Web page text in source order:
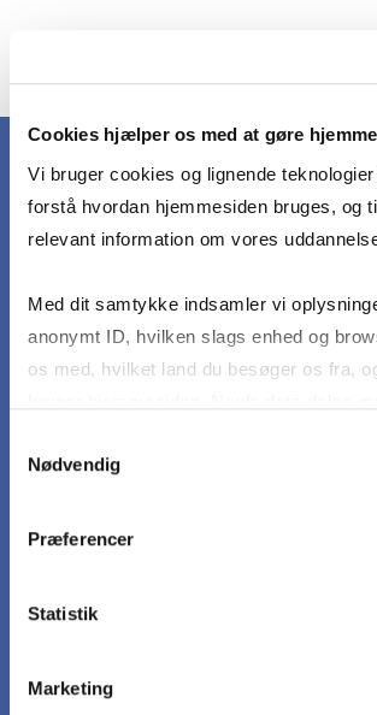
Cookies hjælper os med at gøre
Vi bruger cookies og lignende
forstå hvordan hjemmesiden bruges, og
relevant information om vores
Med dit samtykke indsamler vi
anonymt ID, hvilken slags enhed og
os med, hvilket land du besøger os fra,
markedsføring. Du bestemmer selv - og
Nødvendig
Præferencer
Statistik
Marketing
DET LÆRER
Udvælge og beskrive en opgave,
eller forsøgt løst i praktikforløbet
Identificere en organisatorisk
betydning for den studerendes
CM(psyk) kompetenceprofilen.
Foretage en teoretisk baseret